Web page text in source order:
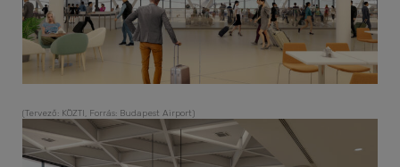
(Tervező: KÖZTI, Forrás: Budapest Airport)